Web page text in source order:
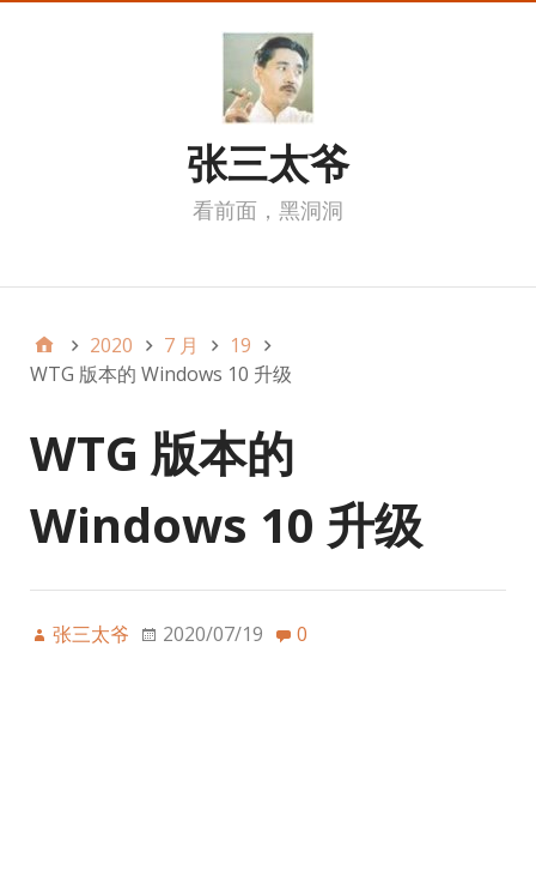
张三太爷
看前面，黑洞洞
2020 7 月
19
WTG 版本的 Windows 10 升级
WTG 版本的
Windows 10 升级
张三太爷 2020/07/19 0